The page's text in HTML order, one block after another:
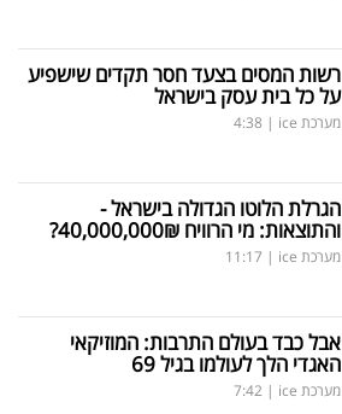
רשות המסים בצעד חסר תקדים שישפיע
על כל בית עסק בישראל
מערכת ice |
4:38
הגרלת הלוטו הגדולה בישראל -
והתוצאות: מי הרוויח 40,000,000₪?
מערכת ice |
11:17
אבל כבד בעולם התרבות: המוזיקאי
האגדי הלך לעולמו בגיל 69
מערכת ice |
7:42